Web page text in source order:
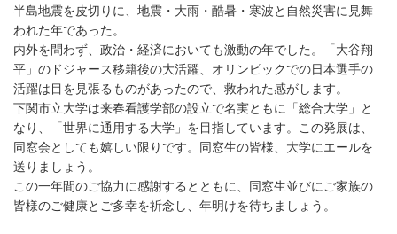
半島地震を皮切りに、地震・大雨・酷暑・寒波と自然災害に見舞
われた年であった。
内外を問わず、政治・経済においても激動の年でした。「大谷翔
平」のドジャース移籍後の大活躍、オリンピックでの日本選手の
活躍は目を見張るものがあったので、救われた感がします。
下関市立大学は来春看護学部の設立で名実ともに「総合大学」と
なり、「世界に通用する大学」を目指しています。この発展は、
同窓会としても嬉しい限りです。同窓生の皆様、大学にエールを
送りましょう。
この一年間のご協力に感謝するとともに、同窓生並びにご家族の
皆様のご健康とご多幸を祈念し、年明けを待ちましょう。